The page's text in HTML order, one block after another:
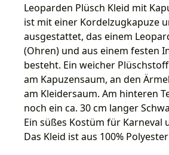
Leoparden Plüsch Kleid mit
ist mit einer Kordelzugkapuze
ausgestattet, das einem
(Ohren) und aus einem festen
besteht. Ein weicher
am Kapuzensaum, an den
am Kleidersaum. Am hinteren
noch ein ca. 30 cm langer
Ein süßes Kostüm für Karneval
Das Kleid ist aus 100%